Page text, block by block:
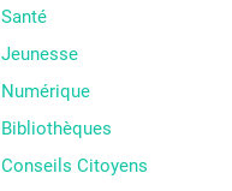
Santé
Jeunesse
Numérique
Bibliothèques
Conseils Citoyens